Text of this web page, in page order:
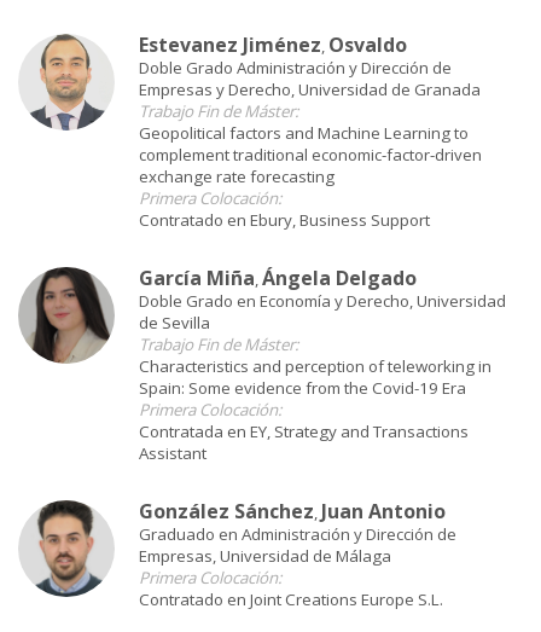
Estevanez Jiménez, Osvaldo
Doble Grado Administración y Dirección de
Empresas y Derecho, Universidad de Granada
Trabajo Fin de Máster:
Geopolitical factors and Machine Learning to
complement traditional economic-factor-driven
exchange rate forecasting
Primera Colocación:
Contratado en Ebury, Business Support
García Miña,Ángela Delgado
Doble Grado en Economía y Derecho, Universidad
de Sevilla
Trabajo Fin de Máster:
Characteristics and perception of teleworking in
Spain: Some evidence from the Covid-19 Era
Primera Colocación:
Contratada en EY, Strategy and Transactions
Assistant
González Sánchez, Juan Antonio
Graduado en Administración y Dirección de
Empresas, Universidad de Málaga
Primera Colocación:
Contratado en Joint Creations Europe S.L.